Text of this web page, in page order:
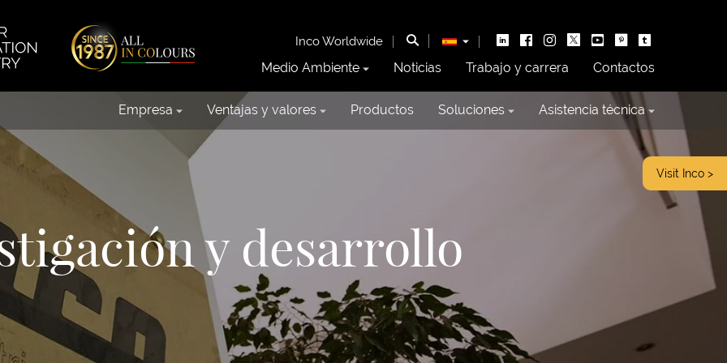
Inco Worldwide
Medio Ambiente Noticias Trabajo y carrera Contactos
Empresa Ventajas y valores Productos Soluciones Asistencia técnica
Visit Inco >
y desarrollo